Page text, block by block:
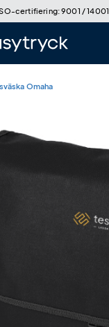
certifiering: 9001 / 14001
Omaha